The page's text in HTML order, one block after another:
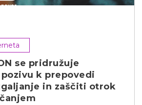
se pridružuje
k prepovedi
in zaščiti otrok